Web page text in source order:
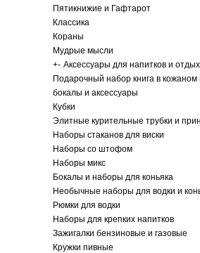
Пятикнижие и Гафтарот
Классика
Кораны
Мудрые мысли
+- Аксессуары для напитков и
Подарочный набор книга в кожаном
бокалы и аксессуары
Кубки
Элитные курительные трубки и
Наборы стаканов для виски
Наборы со штофом
Наборы микс
Бокалы и наборы для коньяка
Необычные наборы для водки и
Рюмки для водки
Наборы для крепких напитков
Зажигалки бензиновые и газовые
Кружки пивные